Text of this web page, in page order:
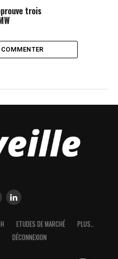
trois
ETUDES DE MARCHÉ
PLUS…
DÉCONNEXION